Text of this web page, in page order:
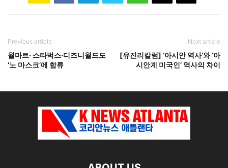
Previous article
월마트· 스타벅스·디즈니월드도
‘노 마스크’에 합류
Next article
[유진리칼럼] ‘아시안 역사’와 ‘아
시안계 미국인’ 역사의 차이